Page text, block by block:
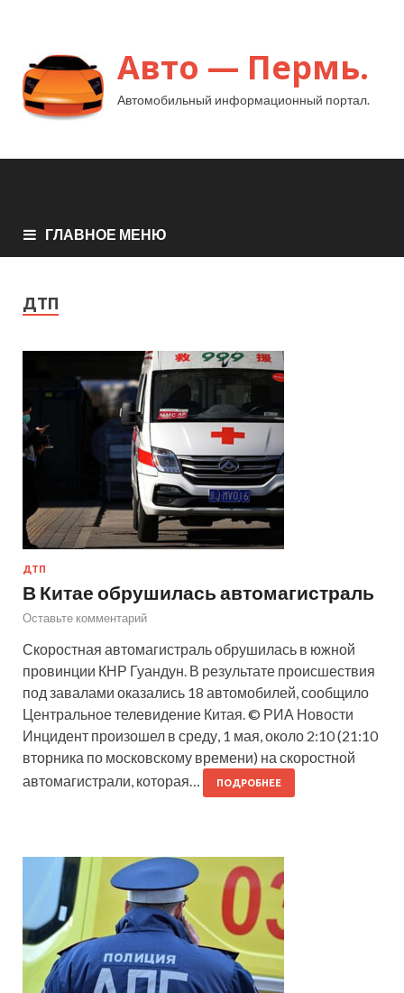
Авто — Пермь.
Автомобильный информационный портал.
ГЛАВНОЕ МЕНЮ
ДТП
ДТП
В Китае обрушилась автомагистраль
Оставьте комментарий
Скоростная автомагистраль обрушилась в южной
провинции КНР Гуандун. В результате происшествия
под завалами оказались 18 автомобилей, сообщило
Центральное телевидение Китая. © РИА Новости
Инцидент произошел в среду, 1 мая, около 2:10 (21:10
вторника по московскому времени) на скоростной
автомагистрали, которая…
ПОДРОБНЕЕ